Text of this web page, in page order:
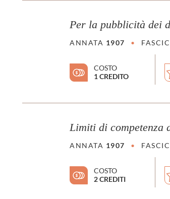
Per la pubblicità dei
ANNATA 1907 •
COSTO
1 CREDITO
Limiti di competenza
ANNATA 1907 •
COSTO
2 CREDITI